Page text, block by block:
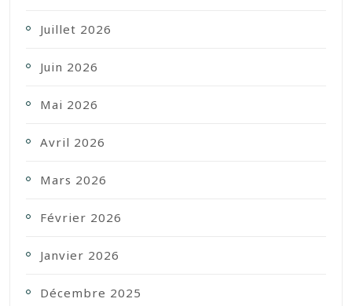
Juillet 2026
Juin 2026
Mai 2026
Avril 2026
Mars 2026
Février 2026
Janvier 2026
Décembre 2025